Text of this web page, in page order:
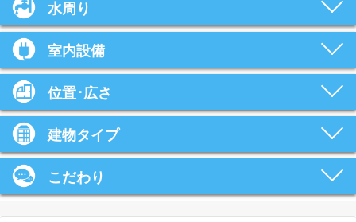
水周り
室内設備
位置･広さ
建物タイプ
こだわり